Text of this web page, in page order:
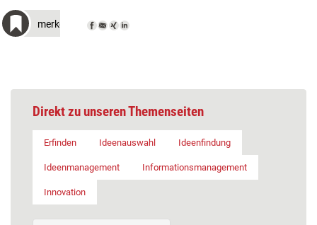
merken
Direkt zu unseren Themenseiten
Erfinden Ideenauswahl Ideenfindung
Ideenmanagement Informationsmanagement
Innovation